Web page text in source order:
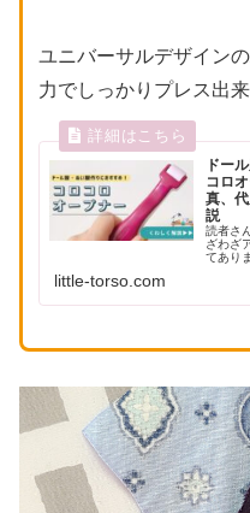
ユニバーサルデザイン
力でしっかりプレス出来
ドー
コロ
真、
説
読者さ
ざわざ
てあり
little-torso.com